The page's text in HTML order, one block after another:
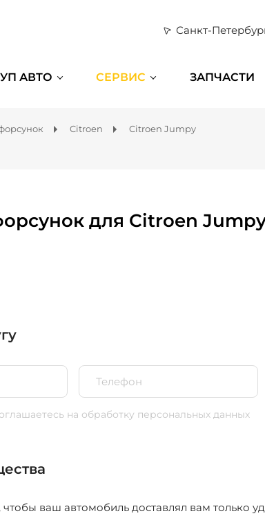
Санкт-
АВТО СЕРВИС ЗАПЧАСТИ
Citroen Citroen Jumpy
для Citroen
на обработку персональных данных
ваш автомобиль доставлял вам только